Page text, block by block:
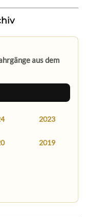
aus dem
2023
2019